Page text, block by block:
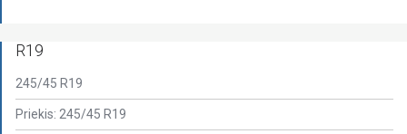
R19
245/45 R19
Priekis: 245/45 R19